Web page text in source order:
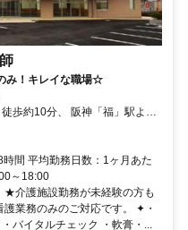
み！キレイな職場☆
歩約10分、 阪神「福」駅より
間 平均勤務日数：1ヶ月あた
～18:00
★介護施設勤務が未経験の方も
業務のみのご対応です。 ✦・
イタルチェック ・軟膏・...